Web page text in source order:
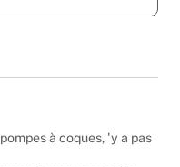
à coques, 'y a pas